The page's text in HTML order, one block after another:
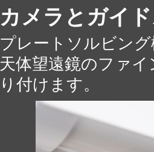
カメラとガイ
プレートソルビン
天体望遠鏡のファ
り付けます。